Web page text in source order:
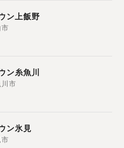
ン上飯野
ン糸魚川
市
ン氷見